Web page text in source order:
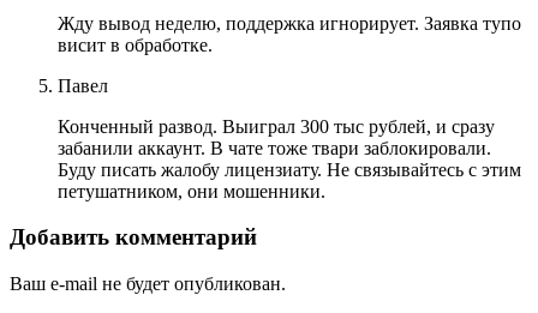
Жду вывод неделю, поддержка игнорирует. Заявка тупо
висит в обработке.
Павел
Конченный развод. Выиграл 300 тыс рублей, и сразу
забанили аккаунт. В чате тоже твари заблокировали.
Буду писать жалобу лицензиату. Не связывайтесь с этим
петушатником, они мошенники.
Добавить комментарий
Ваш e-mail не будет опубликован.